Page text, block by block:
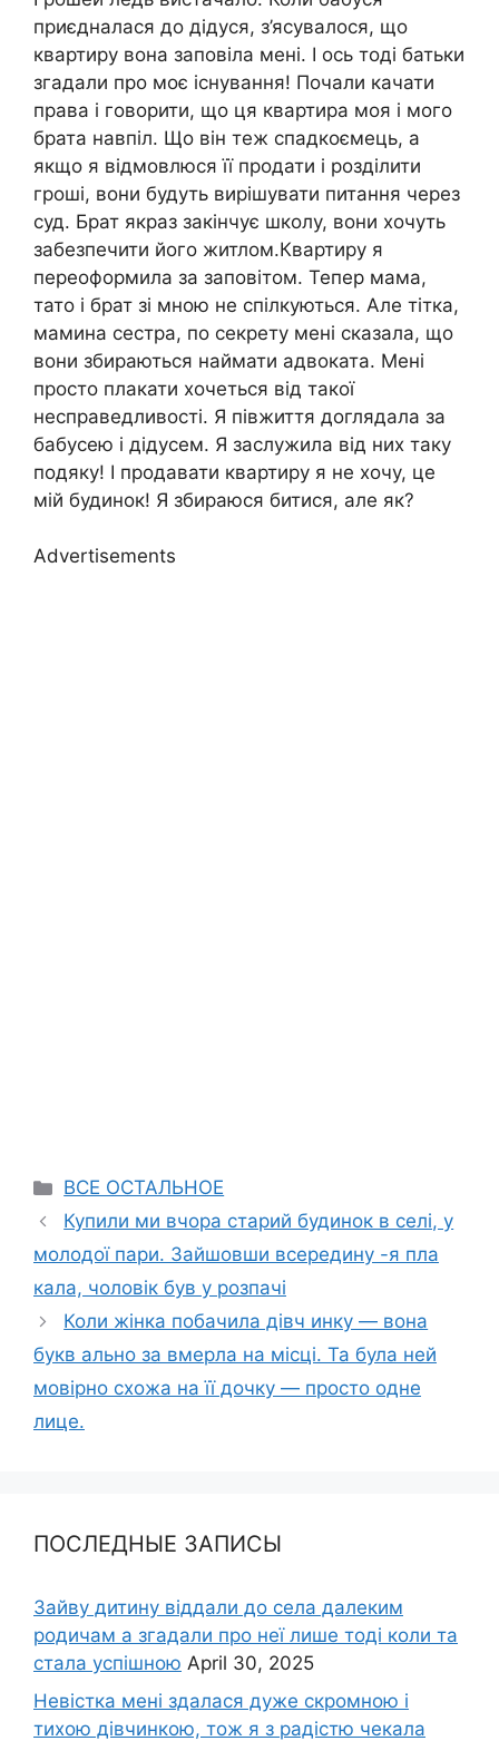
приєдналася до дідуся, з’ясувалося, що
квартиру вона заповіла мені. І ось тоді батьки
згадали про моє існування! Почали качати
права і говорити, що ця квартира моя і мого
брата навпіл. Що він теж спадкоємець, а
якщо я відмовлюся її продати і розділити
гроші, вони будуть вирішувати питання через
суд. Брат якраз закінчує школу, вони хочуть
забезпечити його житлом.Квартиру я
переоформила за заповітом. Тепер мама,
тато і брат зі мною не спілкуються. Але тітка,
мамина сестра, по секрету мені сказала, що
вони збираються наймати адвоката. Мені
просто плакати хочеться від такої
несправедливості. Я півжиття доглядала за
бабусею і дідусем. Я заслужила від них таку
подяку! І продавати квартиру я не хочу, це
мій будинок! Я збираюся битися, але як?
Advertisements
Categories
ВСЕ ОСТАЛЬНОЕ
Купили ми вчора старий будинок в селі, у
молодої пари. Зайшовши всередину -я пла
кала, чоловік був у розпачі
Коли жінка побачила дівч инку — вона
букв ально за вмерла на місці. Та була ней
мовірно схожа на її дочку — просто одне
лице.
ПОСЛЕДНЫЕ ЗАПИСЫ
Зайву дитину віддали до села далеким
родичам а згадали про неї лише тоді коли та
стала успішною April 30, 2025
Невістка мені здалася дуже скромною і
тихою дівчинкою, тож я з радістю чекала